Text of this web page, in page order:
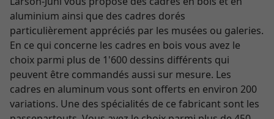
aluminium ainsi que des cadres dorés
particulièrement appréciés par les musées ou galeries.
En ce qui concerne les cadres en bois vous avez le
choix parmi plus de 1'600 dessins différents qui
peuvent être commandés aussi sur mesure. Les
cadres en aluminum vous sont offerts en environ 200
variations. Une des spécialités de ce fabricant sont les